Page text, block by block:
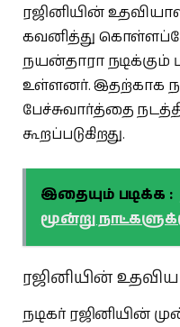
ரஜினியின்
கவனித்து
நயன்தாரா நடிக்கும்
உள்ளனர். இதற்காக
பேச்சுவார்த்தை
கூறப்படுகிறது.
இதையும் படிக்க :
மூன்று
ரஜினியின்
நடிகர் ரஜினியின்